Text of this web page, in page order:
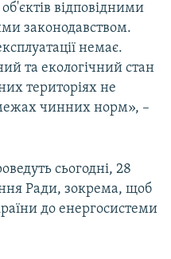
відповідними
законодавством.
немає.
та екологічний стан
територіях не
чинних норм», –
сьогодні, 28
Ради, зокрема, щоб
до енергосистеми